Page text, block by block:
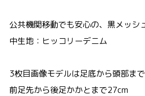
公共機関移動でも安心の、黒メッシ
中生地：ヒッコリーデニム
3枚目画像モデルは足底から頭部ま
前足先から後足かかとまで27cm